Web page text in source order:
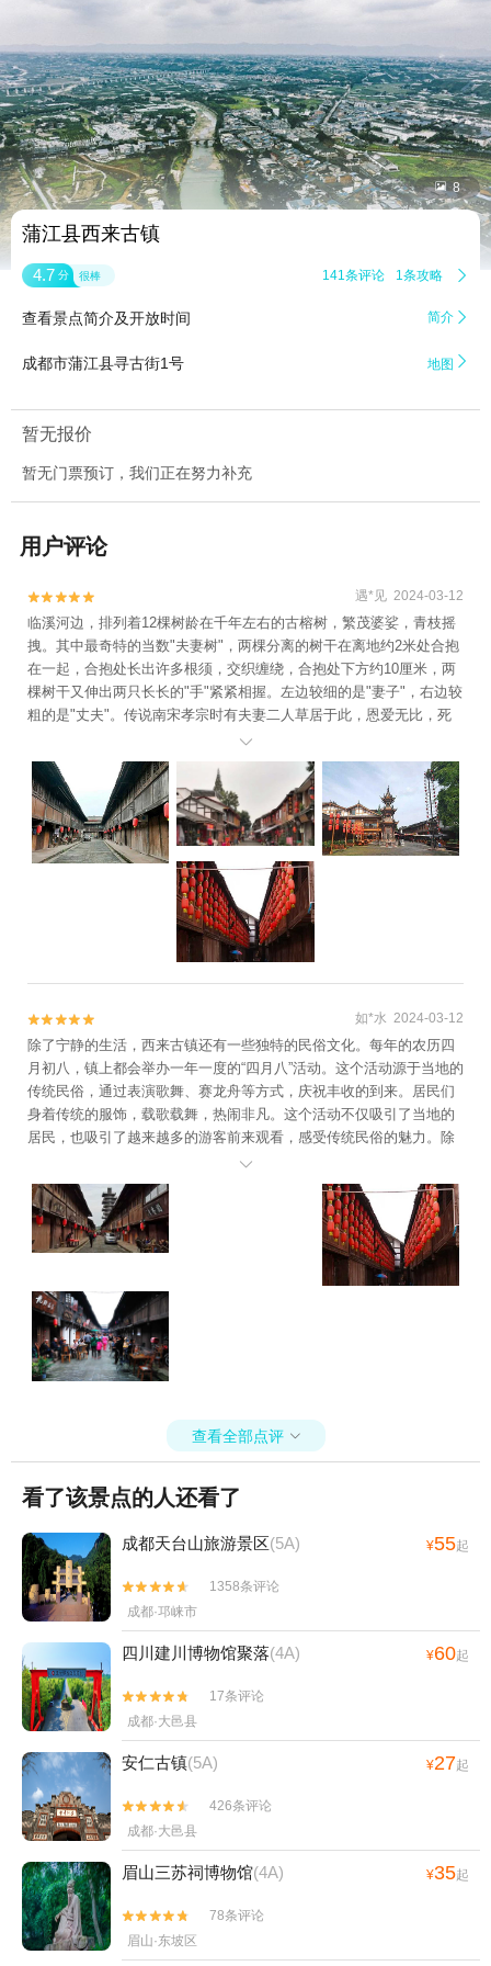
 8
蒲江县西来古镇
4.7 分 很棒 141条评论 1条攻略 
查看景点简介及开放时间 简介 
成都市蒲江县寻古街1号 地图 
暂无报价
暂无门票预订，我们正在努力补充
用户评论

 遇*见 2024-03-12
临溪河边，排列着12棵树龄在千年左右的古榕树，繁茂婆娑，青枝摇
拽。其中最奇特的当数"夫妻树"，两棵分离的树干在离地约2米处合抱
在一起，合抱处长出许多根须，交织缠绕，合抱处下方约10厘米，两
棵树干又伸出两只长长的"手"紧紧相握。左边较细的是"妻子"，右边较
粗的是"丈夫"。传说南宋孝宗时有夫妻二人草居于此，恩爱无比，死
后紧紧拥抱而化为树。魏了翁先生曾感叹说， 患难夫妻，生死相依，
在天化作比翼鸟，在地成为连理枝。


 如*水 2024-03-12
除了宁静的生活，西来古镇还有一些独特的民俗文化。每年的农历四
月初八，镇上都会举办一年一度的“四月八”活动。这个活动源于当地的
传统民俗，通过表演歌舞、赛龙舟等方式，庆祝丰收的到来。居民们
身着传统的服饰，载歌载舞，热闹非凡。这个活动不仅吸引了当地的
居民，也吸引了越来越多的游客前来观看，感受传统民俗的魅力。除
了民俗文化，西来古镇还有一些美食值得品尝。当地的特色小吃有花
糕、红豆糕、油炸糕等。

查看全部点评 
看了该景点的人还看了
成都天台山旅游景区(5A) ¥55起


1358条评论
成都·邛崃市
四川建川博物馆聚落(4A) ¥60起


17条评论
成都·大邑县
安仁古镇(5A) ¥27起


426条评论
成都·大邑县
眉山三苏祠博物馆(4A) ¥35起


78条评论
眉山·东坡区